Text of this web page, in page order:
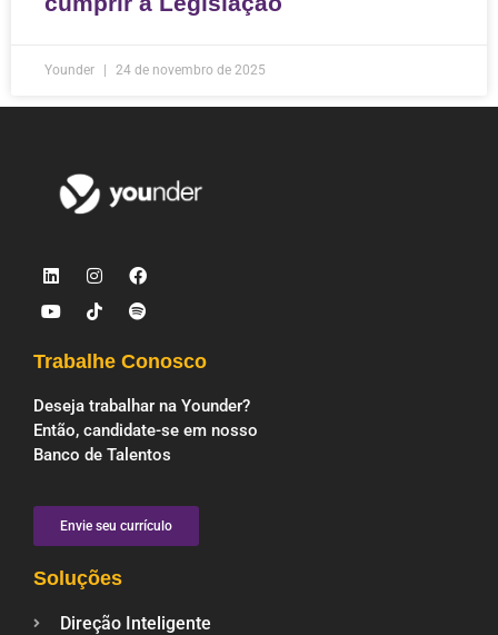
Younder 24 de novembro de 2025
Trabalhe Conosco
Deseja trabalhar na Younder?
Então, candidate-se em nosso
Banco de Talentos
Envie seu currículo
Soluções
Direção Inteligente